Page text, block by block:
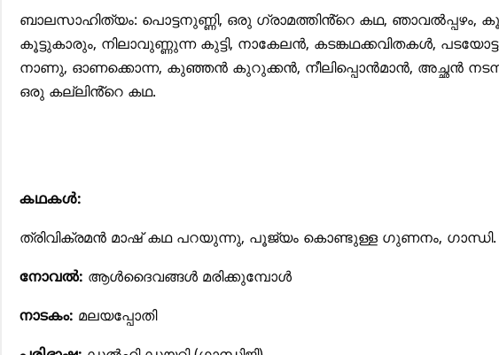
ബാലസാഹിത്യം: പൊട്ടനുണ്ണി, ഒരു ഗ്രാമത്തിൻ്റെ കഥ,
കൂട്ടുകാരും, നിലാവുണ്ണുന്ന കുട്ടി, നാകേലൻ, കടങ്കഥക്കവിതകൾ,
നാണു, ഓണക്കൊന്ന, കുഞ്ഞൻ കുറുക്കൻ, നീലിപ്പൊൻമാൻ, അച്ഛൻ
ഒരു കല്ലിൻ്റെ കഥ.
കഥകൾ:
ത്രിവിക്രമൻ മാഷ് കഥ പറയുന്നു, പൂജ്യം കൊണ്ടുള്ള ഗുണനം, ഗാന്ധി.
നോവൽ: ആൾദൈവങ്ങൾ മരിക്കുമ്പോൾ
നാടകം: മലയപ്പോതി